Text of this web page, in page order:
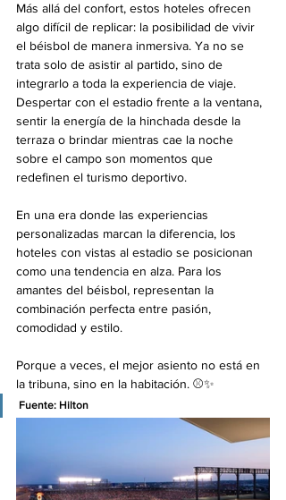
Más allá del confort, estos hoteles ofrecen
algo difícil de replicar: la posibilidad de vivir
el béisbol de manera inmersiva. Ya no se
trata solo de asistir al partido, sino de
integrarlo a toda la experiencia de viaje.
Despertar con el estadio frente a la ventana,
sentir la energía de la hinchada desde la
terraza o brindar mientras cae la noche
sobre el campo son momentos que
redefinen el turismo deportivo.
En una era donde las experiencias
personalizadas marcan la diferencia, los
hoteles con vistas al estadio se posicionan
como una tendencia en alza. Para los
amantes del béisbol, representan la
combinación perfecta entre pasión,
comodidad y estilo.
Porque a veces, el mejor asiento no está en
la tribuna, sino en la habitación. ⚾✨
Fuente: Hilton